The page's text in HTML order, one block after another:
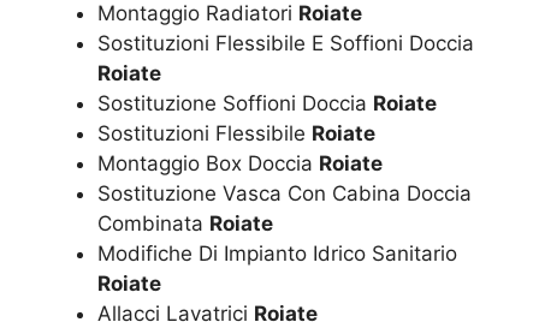
Montaggio Radiatori Roiate
Sostituzioni Flessibile E Soffioni Doccia
Roiate
Sostituzione Soffioni Doccia Roiate
Sostituzioni Flessibile Roiate
Montaggio Box Doccia Roiate
Sostituzione Vasca Con Cabina Doccia
Combinata Roiate
Modifiche Di Impianto Idrico Sanitario
Roiate
Allacci Lavatrici Roiate